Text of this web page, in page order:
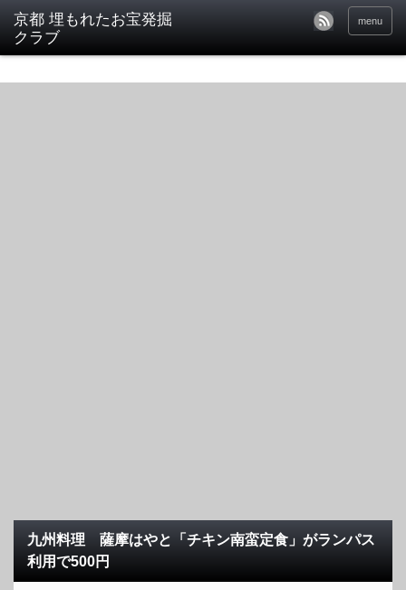
京都 埋もれたお宝発掘
クラブ
menu
九州料理 薩摩はやと「チキン南蛮定食」がランパス
利用で500円